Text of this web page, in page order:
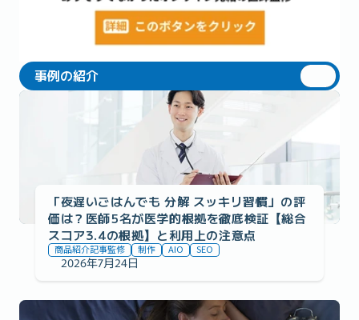
事例の紹介
事例の紹介
「夜遅いごはんでも 分解 スッキリ習慣」の評
価は？医師5名が医学的根拠を徹底検証【総合
スコア3.4の根拠】と利用上の注意点
商品紹介記事監修 制作 AIO SEO
2026年7月24日
事例の紹介